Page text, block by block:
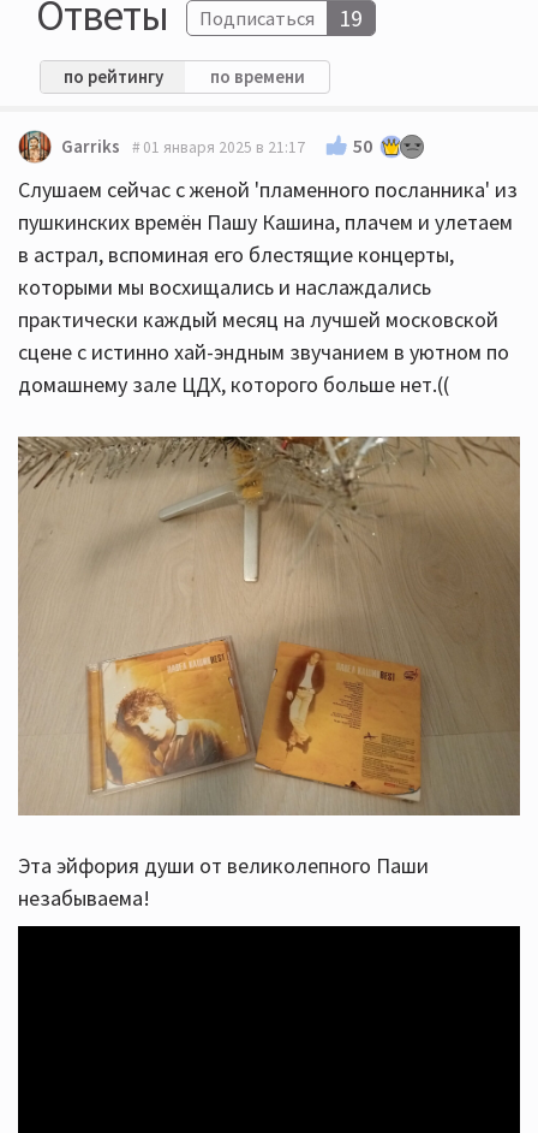
Ответы Подписаться 19
по рейтингу по времени
Garriks 01 января 2025 в 21:17 50
Слушаем сейчас с женой 'пламенного посланника' из
пушкинских времён Пашу Кашина, плачем и улетаем
в астрал, вспоминая его блестящие концерты,
которыми мы восхищались и наслаждались
практически каждый месяц на лучшей московской
сцене с истинно хай-эндным звучанием в уютном по
домашнему зале ЦДХ, которого больше нет.((
Эта эйфория души от великолепного Паши
незабываема!